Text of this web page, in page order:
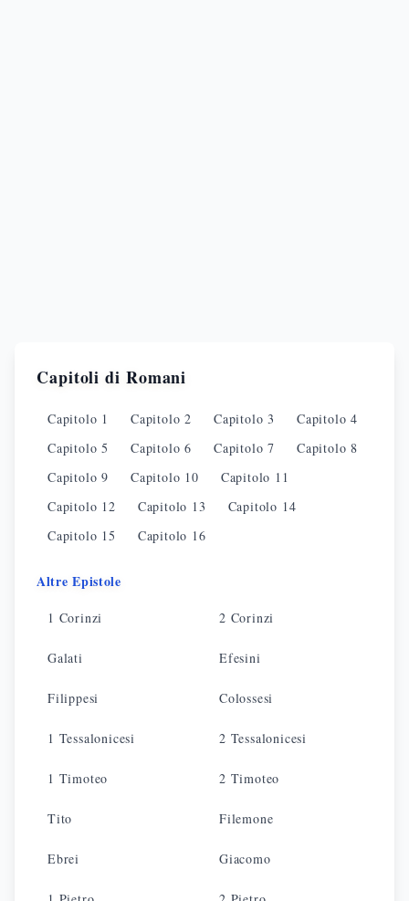
Capitoli di Romani
Capitolo 1 Capitolo2 Capitolo3 Capitolo4
Capitolo5 Capitolo6 Capitolo7 Capitolo8
Capitolo9 Capitolo 10 Capitolo 11
Capitolo 12 Capitolo 13 Capitolo 14
Capitolo 15 Capitolo 16
Altre Epistole
1 Corinzi 2 Corinzi
Galati Efesini
Filippesi Colossesi
1 Tessalonicesi 2 Tessalonicesi
1 Timoteo 2 Timoteo
Tito Filemone
Ebrei Giacomo